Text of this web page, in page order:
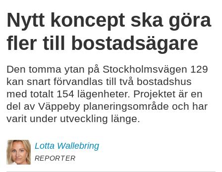
Nytt koncept ska göra
fler till bostadsägare
Den tomma ytan på Stockholmsvägen 129
kan snart förvandlas till två bostadshus
med totalt 154 lägenheter. Projektet är en
del av Väppeby planeringsområde och har
varit under utveckling länge.
Lotta Wallebring
REPORTER